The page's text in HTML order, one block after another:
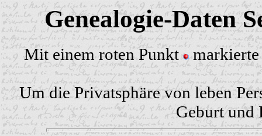
Genealogie-Daten
Mit einem roten Punkt markierte
Um die Privatsphäre von leben
Geburt und